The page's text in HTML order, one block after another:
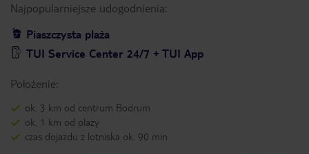
Najpopularniejsze udogodnienia:
Piaszczysta plaża
TUI Service Center 24/7 + TUI App
Położenie:
ok. 3 km od centrum Bodrum
ok. 1 km od plaży
czas dojazdu z lotniska ok. 90 min